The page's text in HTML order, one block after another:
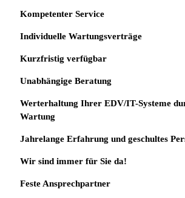
Kompetenter Service
Individuelle Wartungsverträge
Kurzfristig verfügbar
Unabhängige Beratung
Werterhaltung Ihrer EDV/IT-Systeme
Wartung
Jahrelange Erfahrung und geschultes
Wir sind immer für Sie da!
Feste Ansprechpartner